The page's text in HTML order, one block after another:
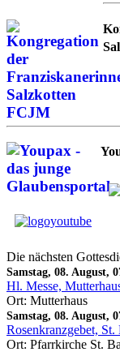
Die nächsten
Samstag, 08. August,
Hl. Messe,
Ort: Mutterhaus
Samstag, 08. August,
Rosenkranzgebet,
Ort: Pfarrkirche St.